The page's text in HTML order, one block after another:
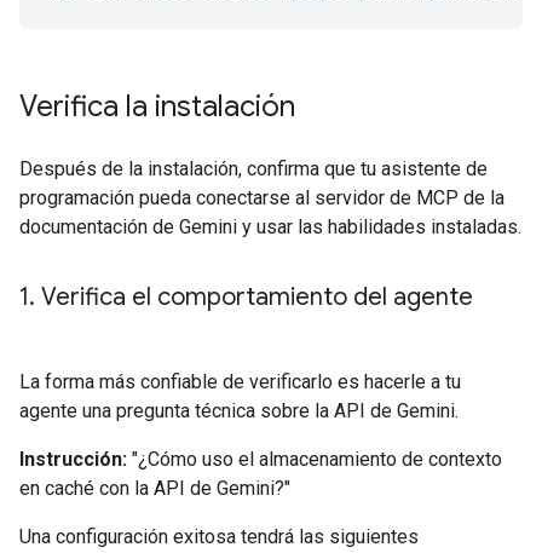
Verifica la instalación
Después de la instalación, confirma que tu asistente de
programación pueda conectarse al servidor de MCP de la
documentación de Gemini y usar las habilidades instaladas.
1. Verifica el comportamiento del agente
La forma más confiable de verificarlo es hacerle a tu
agente una pregunta técnica sobre la API de Gemini.
Instrucción: "¿Cómo uso el almacenamiento de contexto
en caché con la API de Gemini?"
Una configuración exitosa tendrá las siguientes